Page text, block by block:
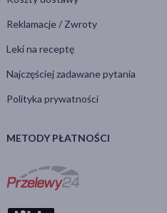
Reklamacje / Zwroty
Leki na receptę
Najczęściej zadawane pytania
Polityka prywatności
METODY PŁATNOŚCI